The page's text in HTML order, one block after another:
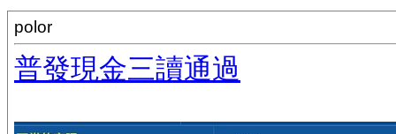
polor
普發現金三讀通過